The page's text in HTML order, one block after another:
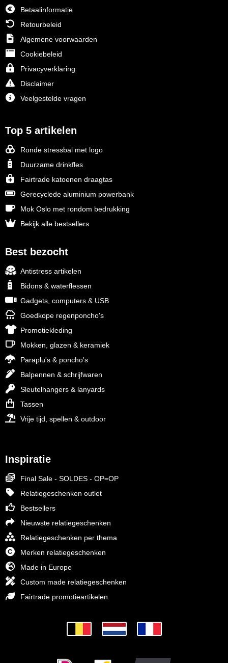
Betaalinformatie
Retourbeleid
Algemene voorwaarden
Cookiebeleid
Privacyverklaring
Disclaimer
Veelgestelde vragen
Top 5 artikelen
Ronde stressbal met logo
Duurzame drinkfles
Fairtrade katoenen draagtas
Gerecyclede aluminium powerbank
Mok Oslo met rondom bedrukking
Bekijk alle bestsellers
Best bezocht
Antistress artikelen
Bidons & waterflessen
Gadgets, computers & USB
Goedkope regenponcho's
Promotiekleding
Mokken, glazen & keramiek
Paraplu's & poncho's
Balpennen & schrijfwaren
Sleutelhangers & lanyards
Tassen
Vrije tijd, spellen & outdoor
Inspiratie
Final Sale - SOLDES - OP=OP
Relatiegeschenken outlet
Bestsellers
Nieuwste relatiegeschenken
Relatiegeschenken per thema
Merken relatiegeschenken
Made in Europe
Custom made relatiegeschenken
Fairtrade promotieartikelen